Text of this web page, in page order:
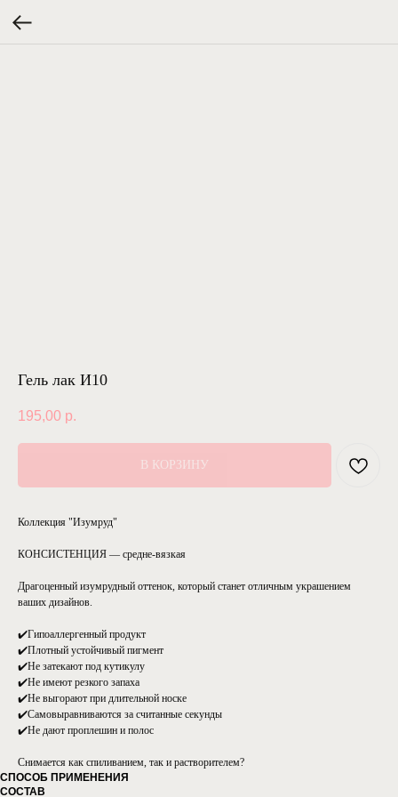
Гель лак И10
195,00 р.
В КОРЗИНУ
Коллекция "Изумруд"
КОНСИСТЕНЦИЯ — средне-вязкая
Драгоценный изумрудный оттенок, который станет отличным украшением
ваших дизайнов.
✔️Гипоаллергенный продукт
✔️Плотный устойчивый пигмент
✔️Не затекают под кутикулу⠀
✔️Не имеют резкого запаха⠀
✔️Не выгорают при длительной носке⠀
✔️Самовыравниваются за считанные секунды⠀
✔️Не дают проплешин и полос⠀
Снимается как спиливанием, так и растворителем?
СПОСОБ ПРИМЕНЕНИЯ
СОСТАВ